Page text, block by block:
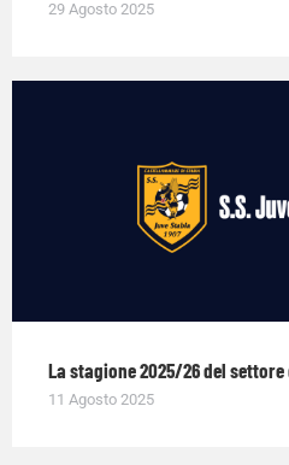
29 Agosto 2025
La stagione 2025/26 del
11 Agosto 2025